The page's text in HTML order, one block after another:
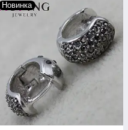
Новинка